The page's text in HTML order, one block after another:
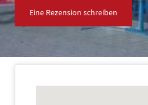
Eine Rezension schreiben